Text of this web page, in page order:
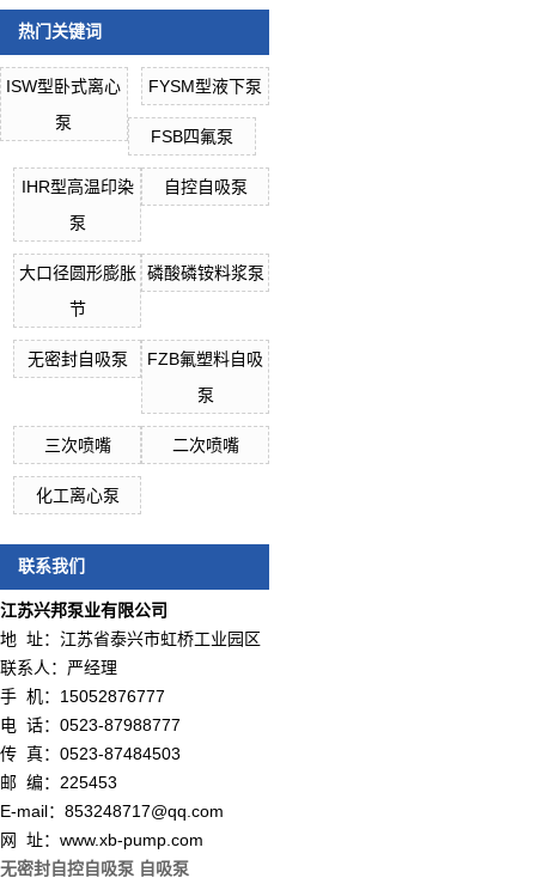
热门关键词
ISW型卧式离心
泵
FYSM型液下泵
FSB四氟泵
IHR型高温印染
泵
自控自吸泵
大口径圆形膨胀
节
磷酸磷铵料浆泵
无密封自吸泵
FZB氟塑料自吸
泵
三次喷嘴 二次喷嘴
化工离心泵
联系我们
江苏兴邦泵业有限公司
地 址：江苏省泰兴市虹桥工业园区
联系人：严经理
手 机：15052876777
电 话：0523-87988777
传 真：0523-87484503
邮 编：225453
E-mail：853248717@qq.com
网 址：www.xb-pump.com
无密封自控自吸泵 自吸泵